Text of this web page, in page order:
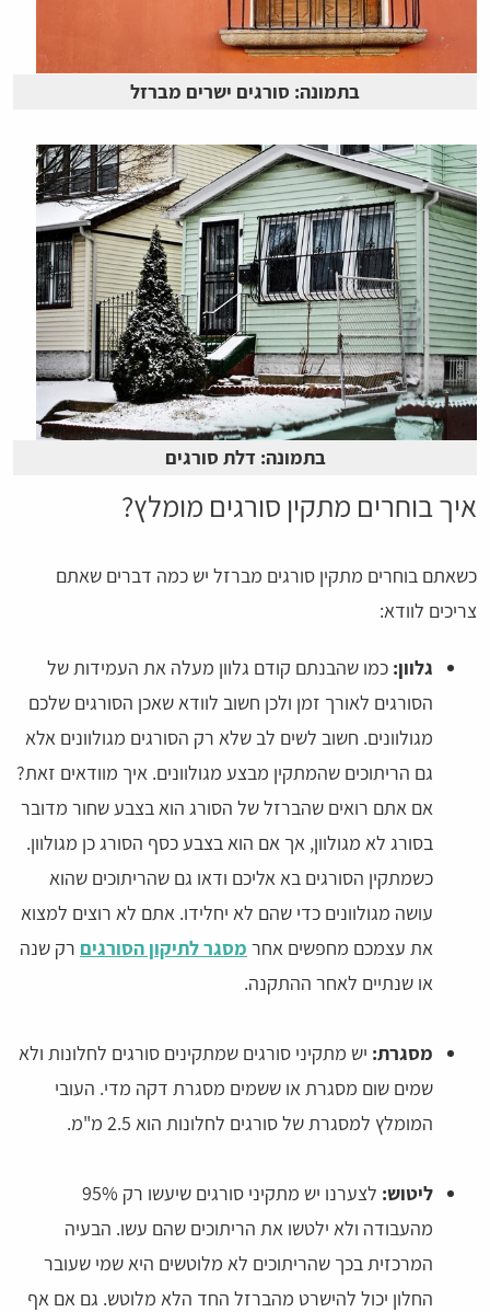
בתמונה: סורגים ישרים מברזל
בתמונה: דלת סורגים
איך בוחרים מתקין סורגים מומלץ?
כשאתם בוחרים מתקין סורגים מברזל יש כמה דברים שאתם
צריכים לוודא:
גלוון: כמו שהבנתם קודם גלוון מעלה את העמידות של
הסורגים לאורך זמן ולכן חשוב לוודא שאכן הסורגים שלכם
מגולוונים. חשוב לשים לב שלא רק הסורגים מגולוונים אלא
גם הריתוכים שהמתקין מבצע מגולוונים. איך מוודאים זאת?
אם אתם רואים שהברזל של הסורג הוא בצבע שחור מדובר
בסורג לא מגולוון, אך אם הוא בצבע כסף הסורג כן מגולוון.
כשמתקין הסורגים בא אליכם ודאו גם שהריתוכים שהוא
עושה מגולוונים כדי שהם לא יחלידו. אתם לא רוצים למצוא
את עצמכם מחפשים אחר מסגר לתיקון הסורגים רק שנה
או שנתיים לאחר ההתקנה.
מסגרת: יש מתקיני סורגים שמתקינים סורגים לחלונות ולא
שמים שום מסגרת או ששמים מסגרת דקה מדי. העובי
המומלץ למסגרת של סורגים לחלונות הוא 2.5 מ"מ.
ליטוש:
לצערנו יש מתקיני סורגים שיעשו רק 95%
מהעבודה ולא ילטשו את הריתוכים שהם עשו. הבעיה
המרכזית בכך שהריתוכים לא מלוטשים היא שמי שעובר
החלון יכול להישרט מהברזל החד הלא מלוטש. גם אם אף